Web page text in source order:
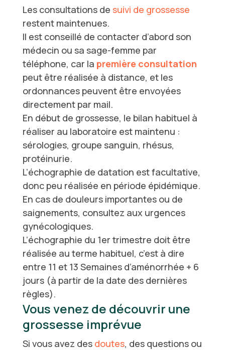
Les consultations de suivi de grossesse
restent maintenues.
Il est conseillé de contacter d’abord son
médecin ou sa sage-femme par
téléphone, car la première consultation
peut être réalisée à distance, et les
ordonnances peuvent être envoyées
directement par mail.
En début de grossesse, le bilan habituel à
réaliser au laboratoire est maintenu :
sérologies, groupe sanguin, rhésus,
protéinurie.
L’échographie de datation est facultative,
donc peu réalisée en période épidémique.
En cas de douleurs importantes ou de
saignements, consultez aux urgences
gynécologiques.
L’échographie du 1er trimestre doit être
réalisée au terme habituel, c’est à dire
entre 11 et 13 Semaines d’aménorrhée + 6
jours (à partir de la date des dernières
règles).
Vous venez de découvrir une
grossesse imprévue
Si vous avez des doutes, des questions ou